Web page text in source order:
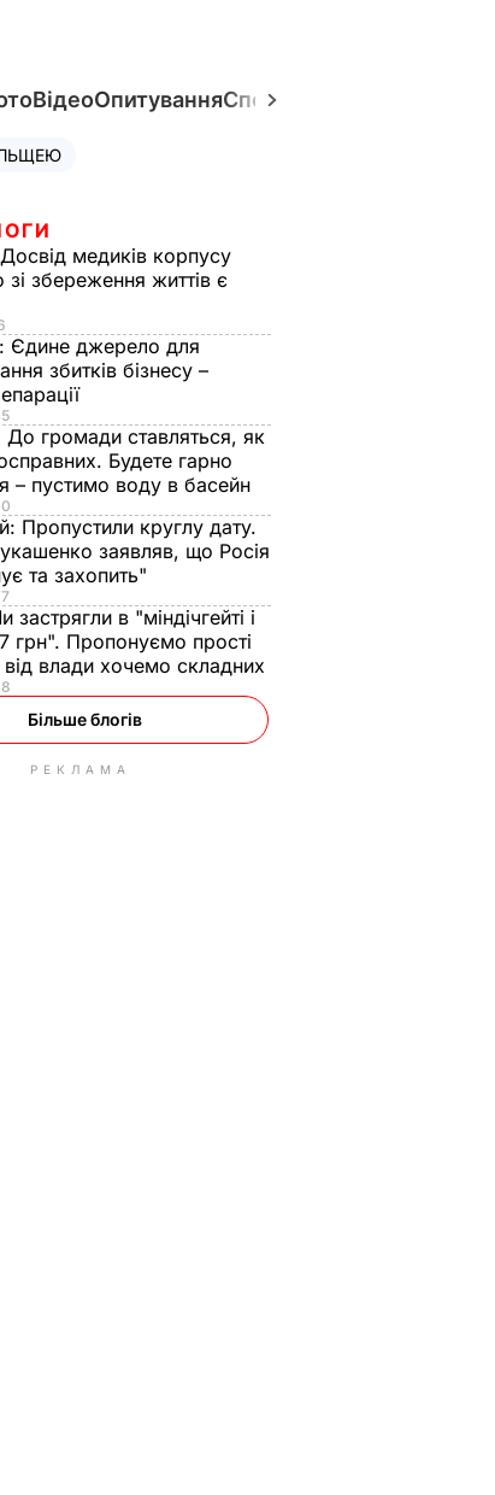
ВідеоОпитуванняСпецпроєкти
Досвід медиків корпусу
зі збереження життів є
Єдине джерело для
збитків бізнесу –
До громади ставляться, як
Будете гарно
– пустимо воду в басейн
Пропустили круглу дату.
заявляв, що Росія
та захопить"
застрягли в "міндічгейті і
грн". Пропонуємо прості
влади хочемо складних
Більше блогів
РЕКЛАМА